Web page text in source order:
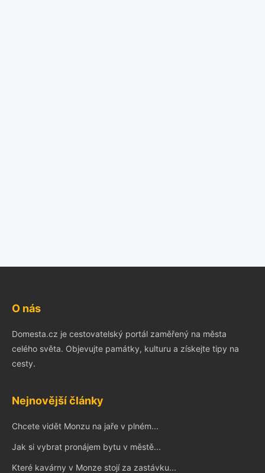
O nás
Domesta.cz je cestovatelský portál zaměřený na města
celého světa. Objevujte památky, kulturu a získejte tipy na
cesty.
Nejnovější články
Chcete vidět Monzu na jaře v plném...
Jak si vybrat pronájem bytu v městě...
Které kavárny v Monze stojí za zastávku...